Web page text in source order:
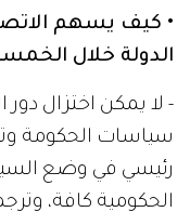
• كيف يسهم
الدولة خلال
- لا يمكن اختزال
سياسات الحكومة
رئيسي في وضع
الحكومية كافة،